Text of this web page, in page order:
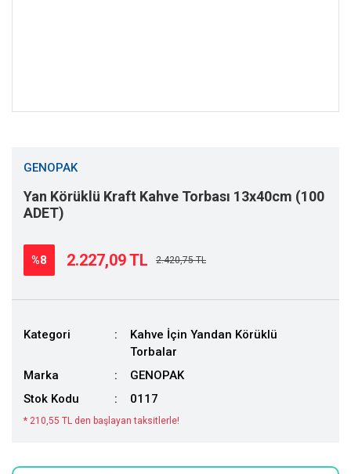
GENOPAK
Yan Körüklü Kraft Kahve Torbası 13x40cm (100
ADET)
%8 2.227,09 TL 2.420,75 TL
Kategori
Kahve İçin Yandan Körüklü
Torbalar
Marka
GENOPAK
Stok Kodu
0117
* 210,55 TL den başlayan taksitlerle!